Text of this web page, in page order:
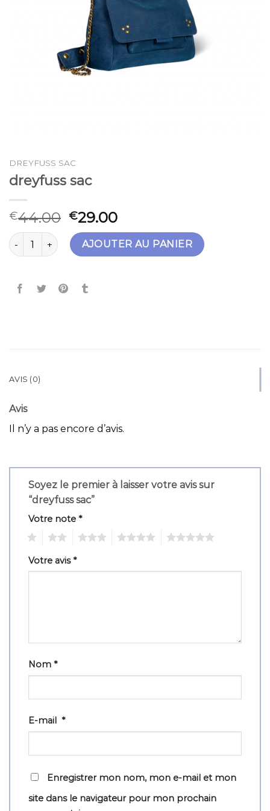
DREYFUSS SAC
dreyfuss sac
€44.00 €29.00
quantité de dreyfuss sacAJOUTER AU PANIER
AVIS (0)
Avis
Il n’y a pas encore d’avis.
Soyez le premier à laisser votre avis sur
“dreyfuss sac”
Votre note *
Votre avis*
Nom *
E-mail *
Enregistrer mon nom, mon e-mail et mon
site dans le navigateur pour mon prochain